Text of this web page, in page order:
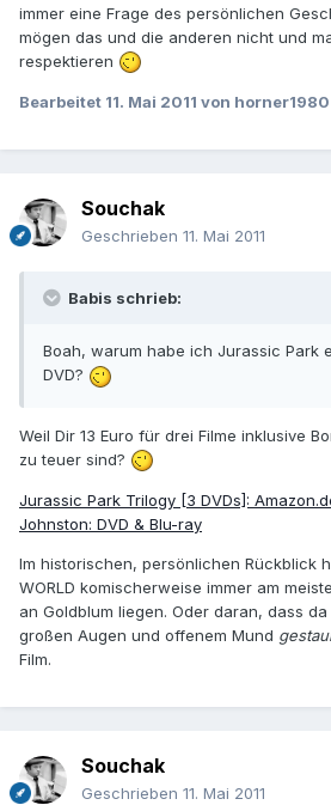
immer eine Frage des persönlichen
mögen das und die anderen nicht und
respektieren
Bearbeitet 11. Mai 2011 von horner1980
Souchak
Geschrieben 11. Mai 2011
Babis schrieb:
Boah, warum habe ich Jurassic Park
DVD?
Weil Dir 13 Euro für drei Filme inklusive
zu teuer sind?
Jurassic Park Trilogy [3 DVDs]:
Johnston: DVD & Blu-ray
Im historischen, persönlichen Rückblick
WORLD komischerweise immer am
an Goldblum liegen. Oder daran, dass
großen Augen und offenem Mund
Film.
Souchak
Geschrieben 11. Mai 2011